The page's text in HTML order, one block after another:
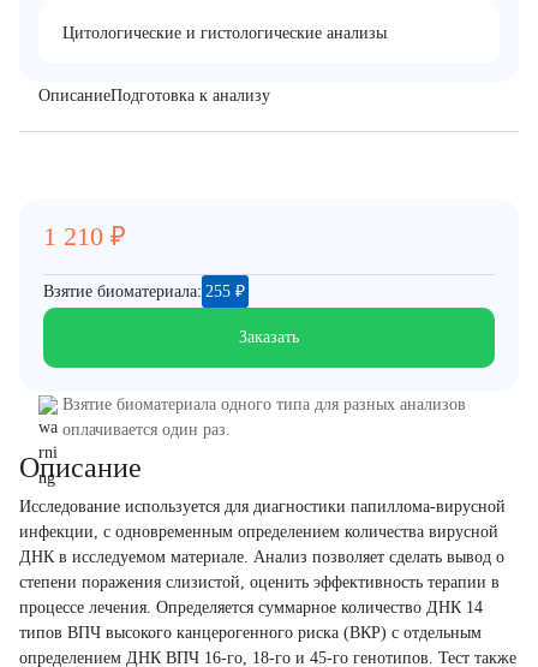
Цитологические и гистологические анализы
ОписаниеПодготовка к анализу
Описание
Исследование используется для диагностики папиллома-вирусной
инфекции, с одновременным определением количества вирусной
ДНК в исследуемом материале. Анализ позволяет сделать вывод о
степени поражения слизистой, оценить эффективность терапии в
процессе лечения. Определяется суммарное количество ДНК 14
типов ВПЧ высокого канцерогенного риска (ВКР) с отдельным
определением ДНК ВПЧ 16-го, 18-го и 45-го генотипов. Тест также
1 210 ₽
Взятие биоматериала: 255 ₽
Заказать
Взятие биоматериала одного типа для разных анализов
оплачивается один раз.